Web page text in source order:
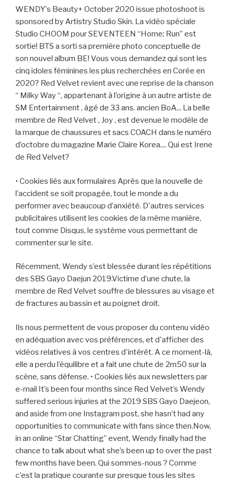
WENDY's Beauty+ October 2020 issue photoshoot is
sponsored by Artistry Studio Skin. La vidéo spéciale
Studio CHOOM pour SEVENTEEN “Home; Run” est
sortie! BTS a sorti sa première photo conceptuelle de
son nouvel album BE! Vous vous demandez qui sont les
cinq idoles féminines les plus recherchées en Corée en
2020? Red Velvet revient avec une reprise de la chanson
“ Milky Way “, appartenant à l’origine à un autre artiste de
SM Entertainment , âgé de 33 ans. ancien BoA... La belle
membre de Red Velvet , Joy , est devenue le modèle de
la marque de chaussures et sacs COACH dans le numéro
d’octobre du magazine Marie Claire Korea.... Qui est Irene
de Red Velvet?
• Cookies liés aux formulaires Après que la nouvelle de
l’accident se soit propagée, tout le monde a du
performer avec beaucoup d’anxiété. D'autres services
publicitaires utilisent les cookies de la même manière,
tout comme Disqus, le système vous permettant de
commenter sur le site.
Récemment, Wendy s’est blessée durant les répétitions
des SBS Gayo Daejun 2019.Victime d’une chute, la
membre de Red Velvet souffre de blessures au visage et
de fractures au bassin et au poignet droit.
Ils nous permettent de vous proposer du contenu vidéo
en adéquation avec vos préférences, et d'afficher des
vidéos relatives à vos centres d'intérêt. A ce moment-là,
elle a perdu l’équilibre et a fait une chute de 2m50 sur la
scène, sans défense. • Cookies liés aux newsletters par
e-mail It’s been four months since Red Velvet’s Wendy
suffered serious injuries at the 2019 SBS Gayo Daejeon,
and aside from one Instagram post, she hasn’t had any
opportunities to communicate with fans since then.Now,
in an online “Star Chatting” event, Wendy finally had the
chance to talk about what she’s been up to over the past
few months have been. Qui sommes-nous ? Comme
c'est la pratique courante sur presque tous les sites